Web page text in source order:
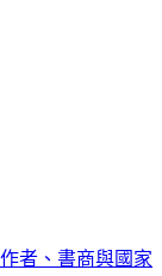
者、書商與國家